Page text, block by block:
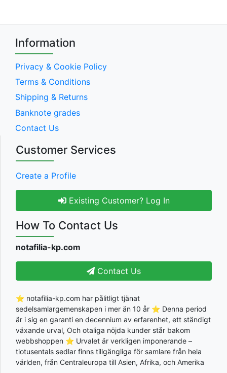
Information
Privacy & Cookie Policy
Terms & Conditions
Shipping & Returns
Banknote grades
Contact Us
Customer Services
Create a Profile
Existing Customer? Log In
How To Contact Us
notafilia-kp.com
Contact Us
⭐ notafilia-kp.com har pålitligt tjänat
sedelsamlargemenskapen i mer än 10 år ⭐ Denna period
är i sig en garanti en decennium av erfarenhet, ett ständigt
växande urval, Och otaliga nöjda kunder står bakom
webbshoppen ⭐ Urvalet är verkligen imponerande –
tiotusentals sedlar finns tillgängliga för samlare från hela
världen, från Centraleuropa till Asien, Afrika, och Amerika